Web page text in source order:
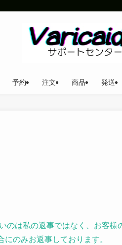
予約 注文 商品 発送
のは私の返事ではなく、お客様
のみお返事しております。